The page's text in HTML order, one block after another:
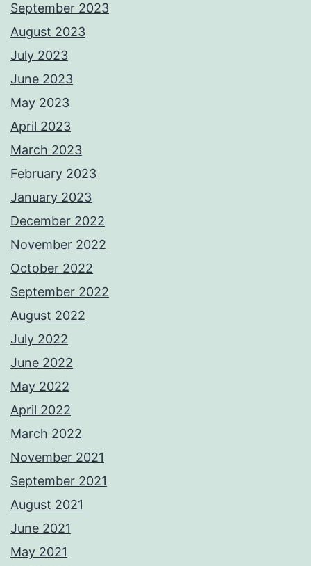
September 2023
August 2023
July 2023
June 2023
May 2023
April 2023
March 2023
February 2023
January 2023
December 2022
November 2022
October 2022
September 2022
August 2022
July 2022
June 2022
May 2022
April 2022
March 2022
November 2021
September 2021
August 2021
June 2021
May 2021